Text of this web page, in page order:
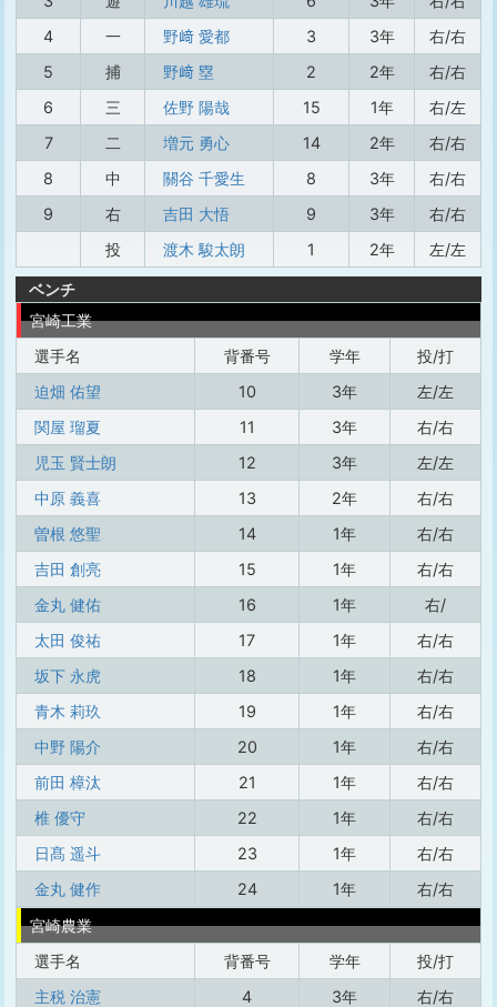
4
一 野﨑 愛都 3 3年
右/右
5
捕 野﨑 塁 2 2年
右/右
6
三 佐野 陽哉 15 1年
右/左
7
二 増元 勇心 14 2年
右/右
8
中 關谷 千愛生 8 3年
右/右
9
右 吉田 大悟 9 3年
右/右
投
渡木 駿太朗 1 2年 左/左
ベンチ
宮崎工業
選手名
背番号 学年
投/打
迫畑 佑望
10 3年
左/左
関屋 瑠夏
11 3年
右/右
児玉 賢士朗
12 3年
左/左
中原 義喜
13 2年
右/右
曽根 悠聖
14 1年
右/右
吉田 創亮
15 1年
右/右
金丸 健佑
16 1年
右/
太田 俊祐
17 1年
右/右
坂下 永虎
18 1年
右/右
青木 莉玖
19 1年
右/右
中野 陽介
20 1年
右/右
前田 樟汰
21 1年
右/右
椎 優守
22 1年
右/右
日髙 遥斗
23 1年
右/右
金丸 健作
24 1年
右/右
宮崎農業
選手名
背番号 学年
投/打
主税 治憲
4 3年
右/右